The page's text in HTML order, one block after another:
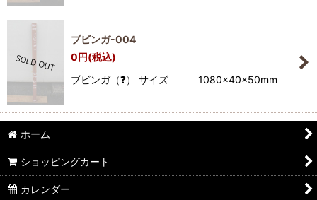
ブビンガ-004
0円(税込)
ブビンガ（❓） サイズ 1080×40×50mm
ホーム
ショッピングカート
カレンダー